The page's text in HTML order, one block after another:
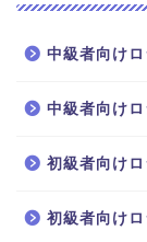
中級者向け
中級者向け
初級者向け
初級者向け